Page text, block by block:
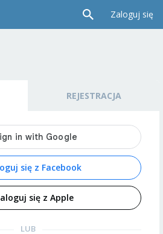
Zaloguj się
REJESTRACJA
się z Facebook
się z Apple
LUB